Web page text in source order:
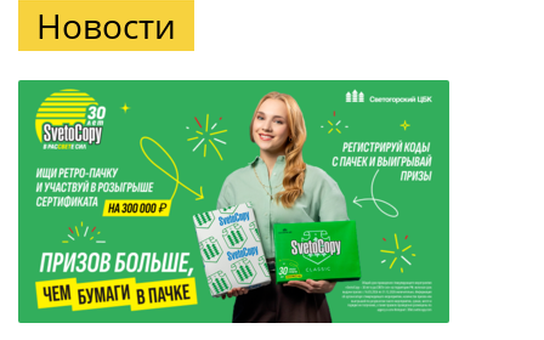
Новости